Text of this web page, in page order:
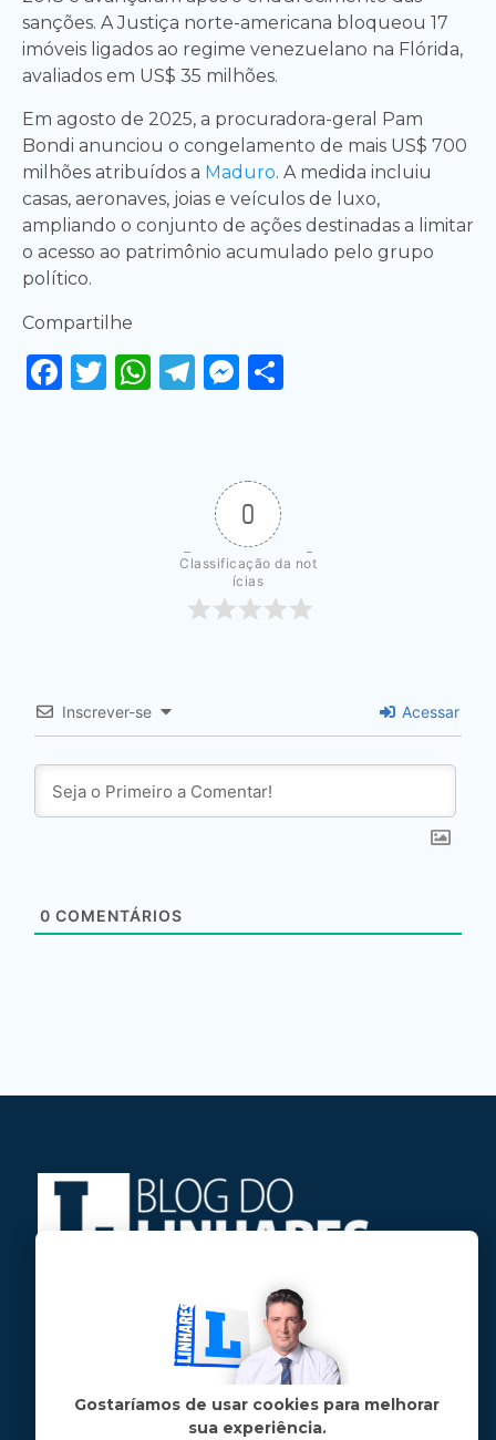
sanções. A Justiça norte-americana bloqueou 17
imóveis ligados ao regime venezuelano na Flórida,
avaliados em US$ 35 milhões.
Em agosto de 2025, a procuradora-geral Pam
Bondi anunciou o congelamento de mais US$ 700
milhões atribuídos a Maduro. A medida incluiu
casas, aeronaves, joias e veículos de luxo,
ampliando o conjunto de ações destinadas a limitar
o acesso ao patrimônio acumulado pelo grupo
político.
Compartilhe
Facebook
Twitter
WhatsApp
Telegram
Messenger
0
Classificação da not
ícias
Inscrever-se Acessar
0 COMENTÁRIOS
Jose Linhares Jr é maranhense.
Formado em Jornalismo, estudou filosofia
e tem pós-graduações em ciência política
e marketing político.
Gostaríamos de usar cookies para melhorar
sua experiência.